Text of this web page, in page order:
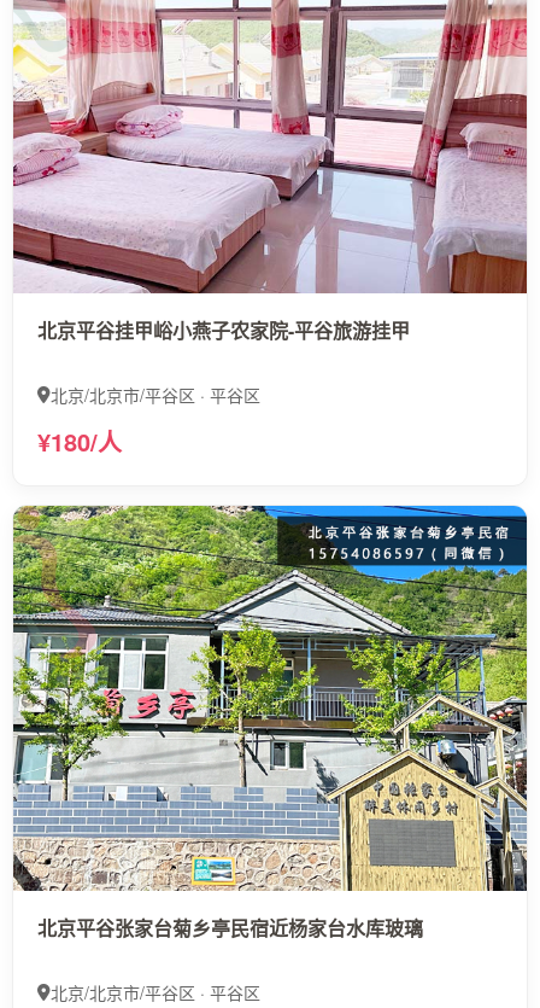
北京平谷挂甲峪小燕子农家院-平谷旅游挂甲
北京/北京市/平谷区 · 平谷区
¥180/人
北京平谷张家台菊乡亭民宿近杨家台水库玻璃
北京/北京市/平谷区 · 平谷区